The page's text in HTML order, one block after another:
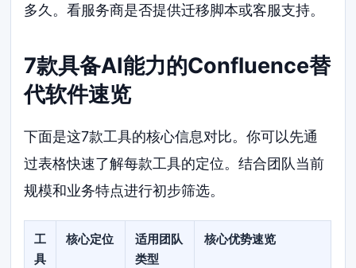
多久。看服务商是否提供迁移脚本或客服支持。
7款具备AI能力的Confluence替
代软件速览
下面是这7款工具的核心信息对比。你可以先通
过表格快速了解每款工具的定位。结合团队当前
规模和业务特点进行初步筛选。
工
具
核心定位
适用团队
类型
核心优势速览